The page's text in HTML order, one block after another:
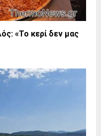
«Το κερί δεν μας